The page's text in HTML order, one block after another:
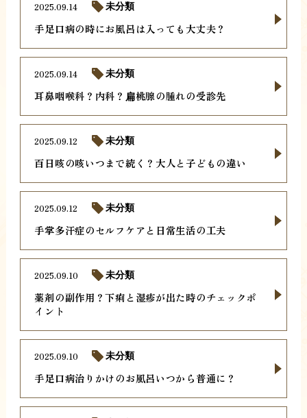
手足口病の時にお風呂は入っても大丈夫？
2025.09.14 未分類
耳鼻咽喉科？内科？扁桃腺の腫れの受診先
2025.09.14 未分類
百日咳の咳いつまで続く？大人と子どもの違い
2025.09.12 未分類
手掌多汗症のセルフケアと日常生活の工夫
2025.09.12 未分類
薬剤の副作用？下痢と湿疹が出た時のチェックポ
イント
2025.09.10 未分類
手足口病治りかけのお風呂いつから普通に？
2025.09.10 未分類